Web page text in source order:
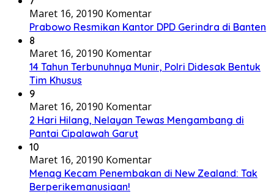
Maret 16, 20190 Komentar
Prabowo Resmikan Kantor DPD Gerindra di Banten
8
Maret 16, 20190 Komentar
14 Tahun Terbunuhnya Munir, Polri Didesak Bentuk
Tim Khusus
9
Maret 16, 20190 Komentar
2 Hari Hilang, Nelayan Tewas Mengambang di
Pantai Cipalawah Garut
10
Maret 16, 20190 Komentar
Menag Kecam Penembakan di New Zealand: Tak
Berperikemanusiaan!